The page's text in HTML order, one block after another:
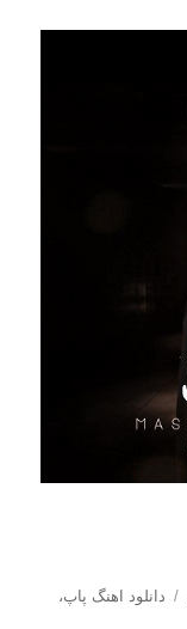
برچسب‌ها
دانلود اهنگ پاپ،